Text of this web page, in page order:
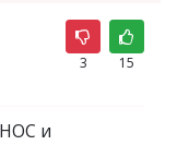
3 15
и